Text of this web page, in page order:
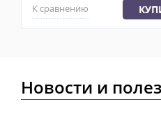
К сравнению
Новости и